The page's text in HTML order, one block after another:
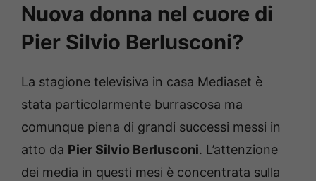
Nuova donna nel cuore di
Pier Silvio Berlusconi?
La stagione televisiva in casa Mediaset è
stata particolarmente burrascosa ma
comunque piena di grandi successi messi in
atto da Pier Silvio Berlusconi. L’attenzione
dei media in questi mesi è concentrata sulla